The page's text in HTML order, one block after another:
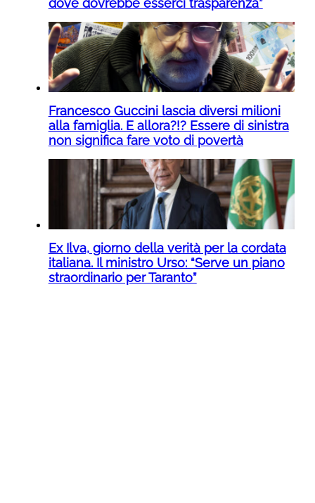
Francesco Guccini lascia diversi milioni
alla famiglia. E allora?!? Essere di sinistra
non significa fare voto di povertà
Ex Ilva, giorno della verità per la cordata
italiana. Il ministro Urso: “Serve un piano
straordinario per Taranto”